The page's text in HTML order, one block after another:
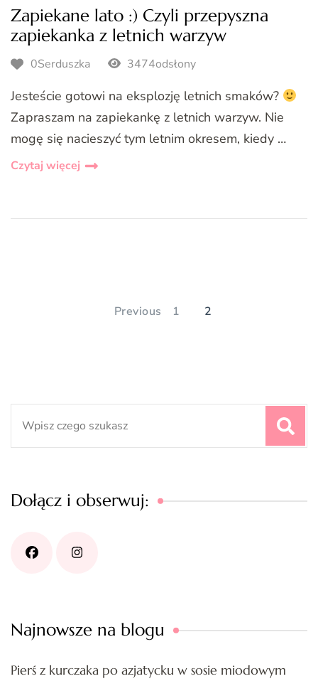
Zapiekane lato :) Czyli przepyszna
zapiekanka z letnich warzyw
0Serduszka 3474odsłony
Jesteście gotowi na eksplozję letnich smaków?
Zapraszam na zapiekankę z letnich warzyw. Nie
mogę się nacieszyć tym letnim okresem, kiedy …
Czytaj więcej
Previous PAGE
1 PAGE
2
Dołącz i obserwuj:
Najnowsze na blogu
Pierś z kurczaka po azjatycku w sosie miodowym